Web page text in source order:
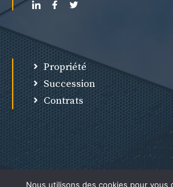
Propriété
Succession
Contrats
Nous utilisons des cookies pour vous